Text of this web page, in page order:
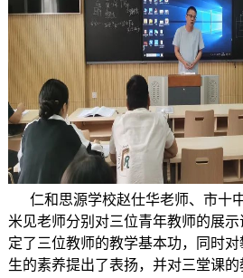
仁和思源学校赵仕华老师、市十
米见老师分别对三位青年教师的展
定了三位教师的教学基本功，同时
生的素养提出了表扬，并对三堂课